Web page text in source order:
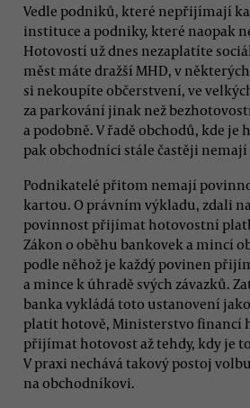
Vedle podniků, které nepřijímají
instituce a podniky, které naopak
Hotovostí už dnes nezaplatíte
měst máte dražší MHD, v
si nekoupíte občerstvení, ve
za parkování jinak než
a podobně. V řadě obchodů, kde
pak obchodníci stále častěji nemají
Podnikatelé přitom nemají
kartou. O právním výkladu, zdali
povinnost přijímat hotovostní
Zákon o oběhu bankovek a mincí
podle něhož je každý povinen
a mince k úhradě svých závazků.
banka vykládá toto ustanovení
platit hotově, Ministerstvo financí
přijímat hotovost až tehdy, kdy je
V praxi nechává takový postoj
na obchodníkovi.